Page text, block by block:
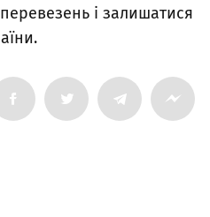
і залишатися